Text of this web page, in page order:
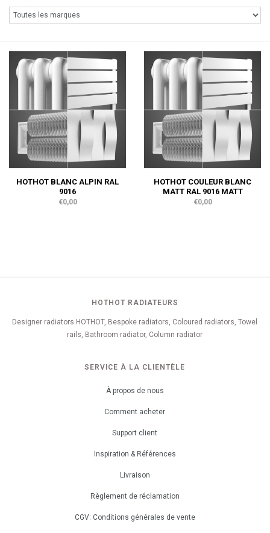
HOTHOT BLANC ALPIN RAL
9016
€0,00
HOTHOT COULEUR BLANC
MATT RAL 9016 MATT
€0,00
HOTHOT RADIATEURS
Designer radiators HOTHOT, Bespoke radiators, Coloured radiators, Towel
rails, Bathroom radiator, Column radiator
SERVICE À LA CLIENTÈLE
À propos de nous
Comment acheter
Support client
Inspiration & Références
Livraison
Règlement de réclamation
CGV: Conditions générales de vente